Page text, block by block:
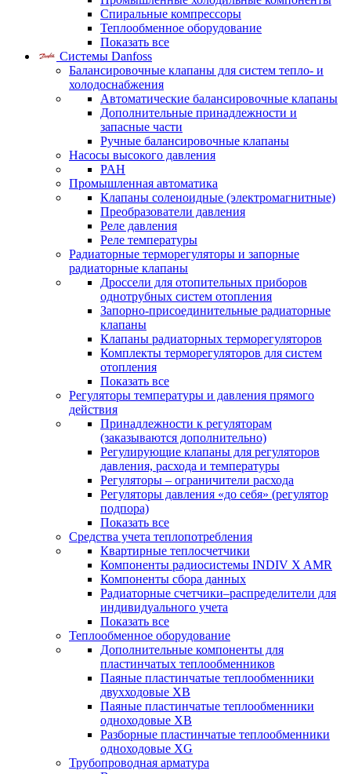
Спиральные компрессоры
Теплообменное оборудование
Показать все
Системы Danfoss
Балансировочные клапаны для систем тепло- и
холодоснабжения
Автоматические балансировочные клапаны
Дополнительные принадлежности и
запасные части
Ручные балансировочные клапаны
Насосы высокого давления
PAH
Промышленная автоматика
Клапаны соленоидные (электромагнитные)
Преобразователи давления
Реле давления
Реле температуры
Радиаторные терморегуляторы и запорные
радиаторные клапаны
Дроссели для отопительных приборов
однотрубных систем отопления
Запорно-присоединительные радиаторные
клапаны
Клапаны радиаторных терморегуляторов
Комплекты терморегуляторов для систем
отопления
Показать все
Регуляторы температуры и давления прямого
действия
Принадлежности к регуляторам
(заказываются дополнительно)
Регулирующие клапаны для регуляторов
давления, расхода и температуры
Регуляторы – ограничители расхода
Регуляторы давления «до себя» (регулятор
подпора)
Показать все
Средства учета теплопотребления
Квартирные теплосчетчики
Компоненты радиосистемы INDIV X AMR
Компоненты сбора данных
Радиаторные счетчики–распределители для
индивидуального учета
Показать все
Теплообменное оборудование
Дополнительные компоненты для
пластинчатых теплообменников
Паяные пластинчатые теплообменники
двухходовые XB
Паяные пластинчатые теплообменники
одноходовые ХВ
Разборные пластинчатые теплообменники
одноходовые ХG
Трубопроводная арматура